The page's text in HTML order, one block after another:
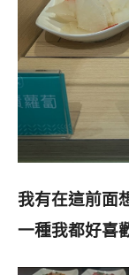
我有在這前面
一種我都好喜